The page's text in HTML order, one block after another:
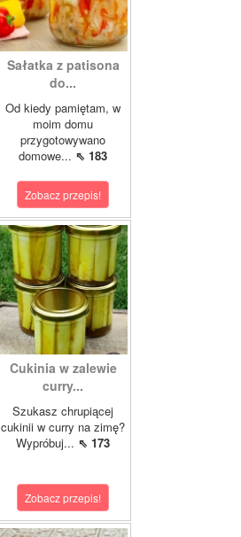
Sałatka z patisona
do...
Od kiedy pamiętam, w
moim domu
przygotowywano
domowe... ⇖ 183
Zobacz przepis!
Cukinia w zalewie
curry...
Szukasz chrupiącej
cukinii w curry na zimę?
Wypróbuj... ⇖ 173
Zobacz przepis!